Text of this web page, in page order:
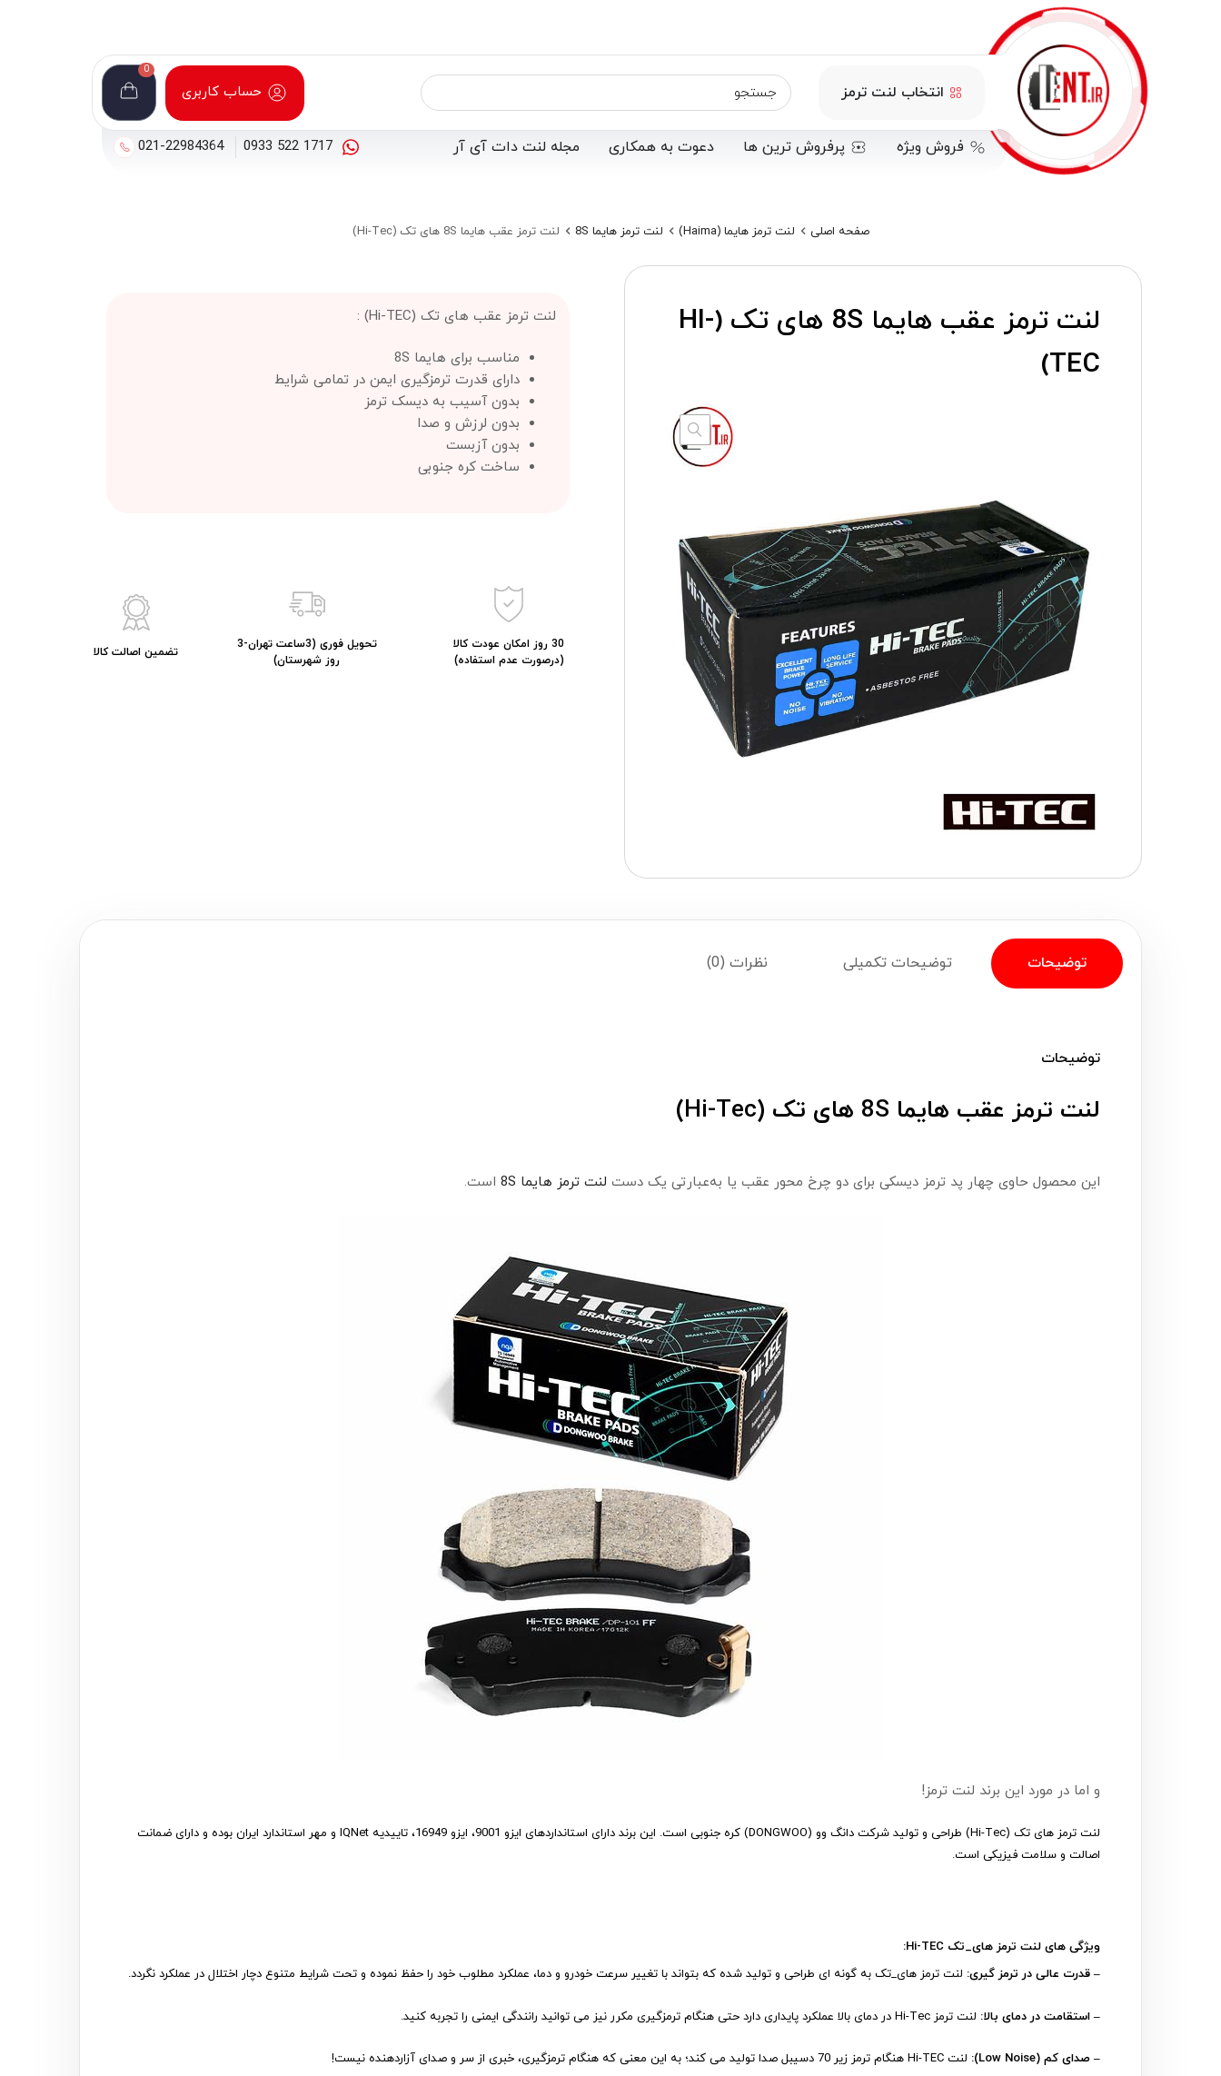
انتخاب لنت ترمز حساب کاربری
0
فروش ویژه پرفروش ترین ها دعوت به همکاری مجله لنت دات آی آر 1717 522 0933
021-22984364
صفحه اصلی لنت ترمز هایما (Haima) لنت ترمز هایما 8S لنت ترمز عقب هایما 8S های تک (Hi-Tec)
لنت ترمز عقب هایما 8S های تک (HI-
TEC)
لنت ترمز عقب های تک (Hi-TEC) :
مناسب برای هایما 8S
دارای قدرت ترمزگیری ایمن در تمامی شرایط
بدون آسیب به دیسک ترمز
بدون لرزش و صدا
بدون آزبست
ساخت کره جنوبی
30 روز امکان عودت کالا
(درصورت عدم استفاده)
تحویل فوری (3ساعت تهران-3
روز شهرستان)
تضمین اصالت کالا
توضیحات توضیحات تکمیلی نظرات (0)
توضیحات
لنت ترمز عقب هایما 8S های تک (Hi-Tec)
این محصول حاوی چهار پد ترمز دیسکی برای دو چرخ محور عقب یا به‌عبارتی یک دست لنت ترمز هایما 8S است.
و اما در مورد این برند لنت ترمز!
لنت ترمز های تک (Hi-Tec) طراحی و تولید شرکت دانگ وو (DONGWOO) کره جنوبی است. این برند دارای استانداردهای ایزو 9001، ایزو 16949، تاییدیه IQNet و مهر استاندارد ایران بوده و دارای ضمانت
اصالت و سلامت فیزیکی است.
ویژگی های لنت ترمز های_تک Hi-TEC:
– قدرت عالی در ترمز گیری: لنت ترمز های_تک به گونه ای طراحی و تولید شده که بتواند با تغییر سرعت خودرو و دما، عملکرد مطلوب خود را حفظ نموده و تحت شرایط متنوع دچار اختلال در عملکرد نگردد.
– استقامت در دمای بالا: لنت ترمز Hi-Tec در دمای بالا عملکرد پایداری دارد حتی هنگام ترمزگیری مکرر نیز می توانید رانندگی ایمنی را تجربه کنید.
– صدای کم (Low Noise): لنت Hi-TEC هنگام ترمز زیر 70 دسیبل صدا تولید می کند؛ به این معنی که هنگام ترمزگیری، خبری از سر و صدای آزاردهنده نیست!